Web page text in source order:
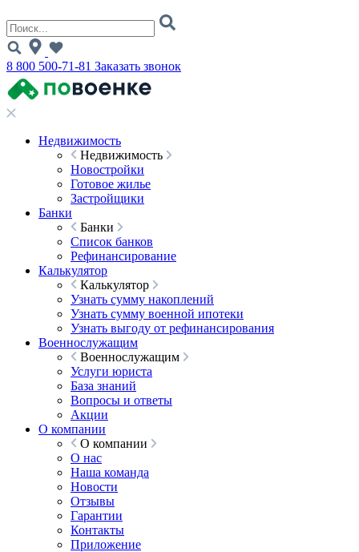
8 800 500-71-81 Заказать звонок
Недвижимость
Недвижимость
Новостройки
Готовое жилье
Застройщики
Банки
Банки
Список банков
Рефинансирование
Калькулятор
Калькулятор
Узнать сумму накоплений
Узнать сумму военной ипотеки
Узнать выгоду от рефинансирования
Военнослужащим
Военнослужащим
Услуги юриста
База знаний
Вопросы и ответы
Акции
О компании
О компании
О нас
Наша команда
Новости
Отзывы
Гарантии
Контакты
Приложение